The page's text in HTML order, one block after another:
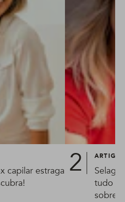
capilar estraga
ARTIGO
tudo o
sobre